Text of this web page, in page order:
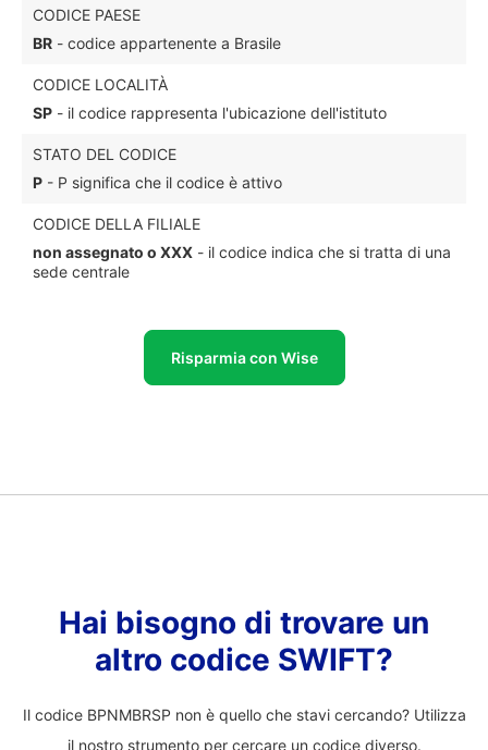
CODICE PAESE
BR - codice appartenente a Brasile
CODICE LOCALITÀ
SP - il codice rappresenta l'ubicazione dell'istituto
STATO DEL CODICE
P - P significa che il codice è attivo
CODICE DELLA FILIALE
non assegnato o XXX - il codice indica che si tratta di una
sede centrale
Risparmia con Wise
Hai bisogno di trovare un
altro codice SWIFT?
Il codice BPNMBRSP non è quello che stavi cercando? Utilizza
il nostro strumento per cercare un codice diverso.